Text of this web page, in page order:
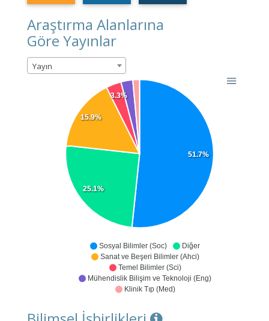
Araştırma Alanlarına
Göre Yayınlar
Yayın
Sosyal Bilimler (Soc)
Diğer
Sanat ve Beşeri Bilimler (Ahci)
Temel Bilimler (Sci)
Mühendislik Bilişim ve Teknoloji (Eng)
Klinik Tıp (Med)
51.7%
25.1%
15.9%
3.3%